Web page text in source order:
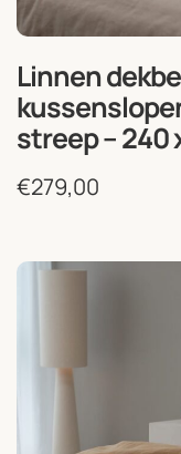
Linnen
streep – 240
€279,00